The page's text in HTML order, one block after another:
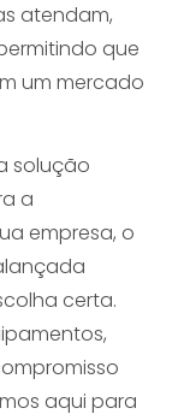
atendam,
que
um mercado
solução
a
empresa, o
certa.
aqui para